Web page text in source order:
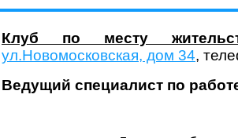
Клуб по месту
ул.Новомосковская, дом 34,
Ведущий специалист по